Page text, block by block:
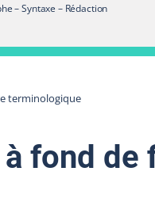
– Syntaxe – Rédaction
terminologique
fond de